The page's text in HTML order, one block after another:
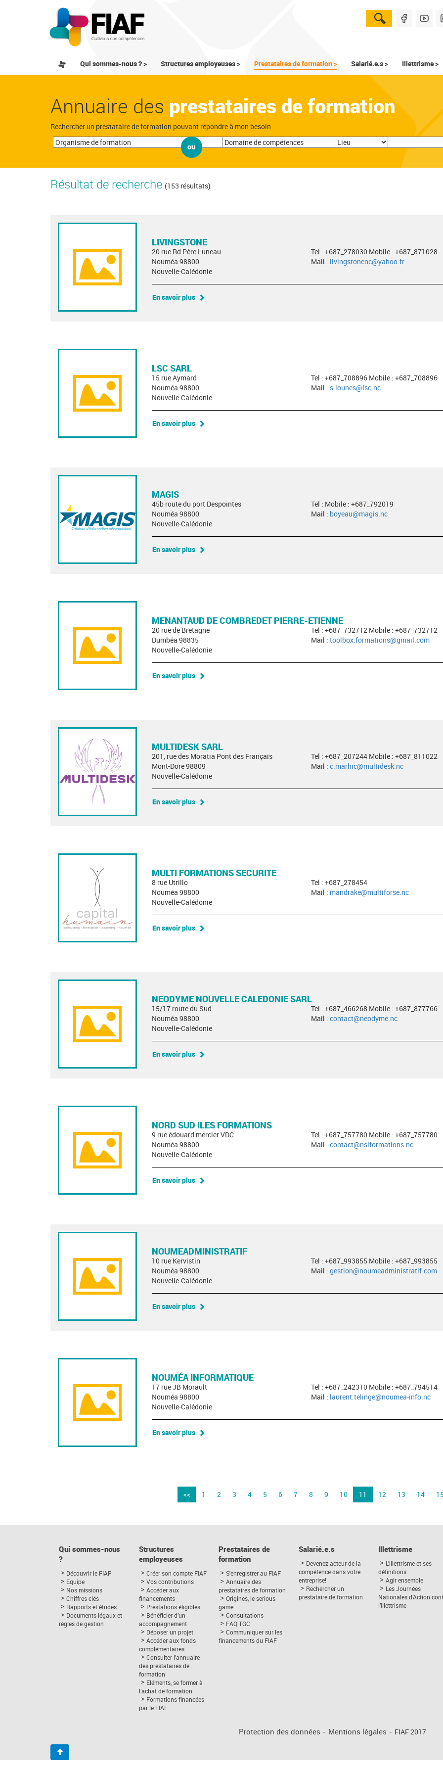
Qui sommes-nous ? > Structures employeuses > Prestataires de formation > Salarié.e.s > Illettrisme >
Annuaire des prestataires de formation
Rechercher un prestataire de formation pouvant répondre à mon besoin
ou
Résultat de recherche (153 résultats)
LIVINGSTONE
20 rue Rd Père Luneau
Nouméa 98800
Nouvelle-Calédonie
Tel : +687_278030 Mobile : +687_871028
Mail : livingstonenc@yahoo.fr
En savoir plus
LSC SARL
15 rue Aymard
Nouméa 98800
Nouvelle-Calédonie
Tel : +687_708896 Mobile : +687_708896
Mail : s.lounes@lsc.nc
En savoir plus
MAGIS
45b route du port Despointes
Nouméa 98800
Nouvelle-Calédonie
Tel : Mobile : +687_792019
Mail : boyeau@magis.nc
En savoir plus
MENANTAUD DE COMBREDET PIERRE-ETIENNE
20 rue de Bretagne
Dumbéa 98835
Nouvelle-Calédonie
Tel : +687_732712 Mobile : +687_732712
Mail : toolbox.formations@gmail.com
En savoir plus
MULTIDESK SARL
201, rue des Moratia Pont des Français
Mont-Dore 98809
Nouvelle-Calédonie
Tel : +687_207244 Mobile : +687_811022
Mail : c.marhic@multidesk.nc
En savoir plus
MULTI FORMATIONS SECURITE
8 rue Utrillo
Nouméa 98800
Nouvelle-Calédonie
Tel : +687_278454
Mail : mandrake@multiforse.nc
En savoir plus
NEODYME NOUVELLE CALEDONIE SARL
15/17 route du Sud
Nouméa 98800
Nouvelle-Calédonie
Tel : +687_466268 Mobile : +687_877766
Mail : contact@neodyme.nc
En savoir plus
NORD SUD ILES FORMATIONS
9 rue édouard mercier VDC
Nouméa 98800
Nouvelle-Calédonie
Tel : +687_757780 Mobile : +687_757780
Mail : contact@nsiformations.nc
En savoir plus
NOUMEADMINISTRATIF
10 rue Kervistin
Nouméa 98800
Nouvelle-Calédonie
Tel : +687_993855 Mobile : +687_993855
Mail : gestion@noumeadministratif.com
En savoir plus
NOUMÉA INFORMATIQUE
17 rue JB Morault
Nouméa 98800
Nouvelle-Calédonie
Tel : +687_242310 Mobile : +687_794514
Mail : laurent.telinge@noumea-info.nc
En savoir plus
<< 1 2 3 4 5 6 7 8 9 10 11 12 13 14 15
Qui sommes-nous
?
Découvrir le FIAF
Equipe
Nos missions
Chiffres clés
Rapports et études
Documents légaux et
règles de gestion
Structures
employeuses
Créer son compte FIAF
Vos contributions
Accéder aux
financements
Prestations éligibles
Bénéficier d’un
accompagnement
Déposer un projet
Accéder aux fonds
complémentaires
Consulter l’annuaire
des prestataires de
formation
Eléments, se former à
l’achat de formation
Formations financées
par le FIAF
Prestataires de
formation
S'enregistrer au FIAF
Annuaire des
prestataires de formation
Origines, le serious
game
Consultations
FAQ TGC
Communiquer sur les
financements du FIAF
Salarié.e.s
Devenez acteur de la
compétence dans votre
entreprise!
Rechercher un
prestataire de formation
Illettrisme
L’illettrisme et ses
définitions
Agir ensemble
Les Journées
Nationales d’Action
l’Illettrisme
Protection des données - Mentions légales - FIAF 2017